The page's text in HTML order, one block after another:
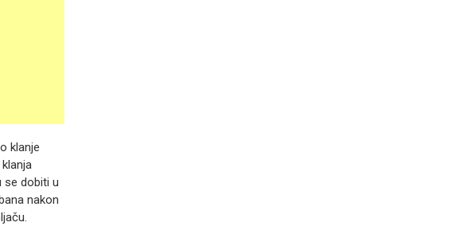
klanje
se dobiti u
nakon